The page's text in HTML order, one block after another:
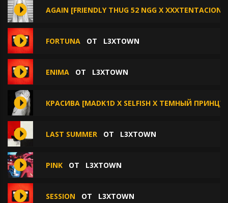
AGAIN [FRIENDLY THUG 52 NGG X XXXTENTACION
FORTUNA ОТ L3XTOWN
ENIMA ОТ L3XTOWN
КРАСИВА [MADK1D X SELFISH X ТЕМНЫЙ ПРИНЦ]
LAST SUMMER ОТ L3XTOWN
PINK ОТ L3XTOWN
SESSION ОТ L3XTOWN